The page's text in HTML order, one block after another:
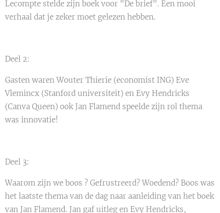
Lecompte stelde zijn boek voor "De brief". Een mooi
verhaal dat je zeker moet gelezen hebben.
Deel 2:
Gasten waren Wouter Thierie (economist ING) Eve
Vlemincx (Stanford universiteit) en Evy Hendricks
(Canva Queen) ook Jan Flamend speelde zijn rol thema
was innovatie!
Deel 3:
Waarom zijn we boos ? Gefrustreerd? Woedend? Boos was
het laatste thema van de dag naar aanleiding van het boek
van Jan Flamend. Jan gaf uitleg en Evy Hendricks,